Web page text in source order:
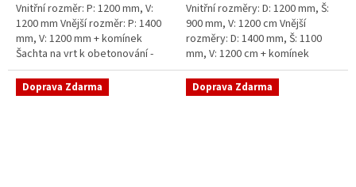
Vnitřní rozměr: P: 1200 mm, V:
1200 mm Vnější rozměr: P: 1400
mm, V: 1200 mm + komínek
Šachta na vrt k obetonování -
vhodná pod parkovací stání,
komunikace nebo do míst...
Vnitřní rozměry: D: 1200 mm, Š:
900 mm, V: 1200 cm Vnější
rozměry: D: 1400 mm, Š: 1100
mm, V: 1200 cm + komínek
Šachta na vrt k obetonování -
vhodná pod parkovací...
Doprava Zdarma Doprava Zdarma